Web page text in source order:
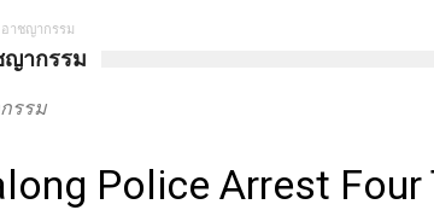
อาชญากรรม
ญากรรม
รรม
Police Arrest